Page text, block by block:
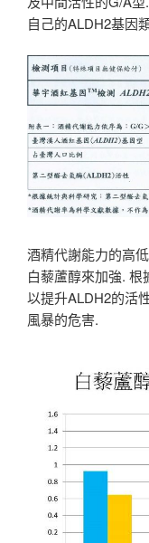
自己的ALDH2基因
酒精代謝能力的高
白藜蘆醇來加強.
以提升ALDH2的活
風暴的危害.